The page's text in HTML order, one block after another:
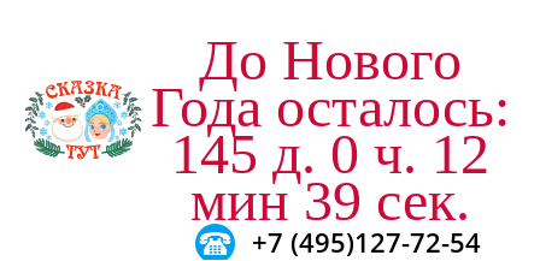
До Нового
Года осталось:
145 д. 0 ч. 12
мин 38 сек.
+7 (495)127-72-54